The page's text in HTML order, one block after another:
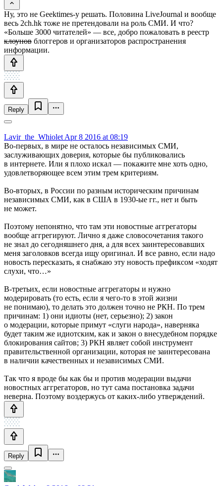
Ну, это не Geektimes-у решать. Половина LiveJournal и вообще
весь 2ch.hk тоже не претендовали на роль СМИ. И что?
«Больше 3000 читателей» — все, добро пожаловать в реестр
клоунов блоггеров и организаторов распространения
информации.
Reply
Lavir_the_Whiolet Apr 8 2016 at 08:19
Во-первых, в мире не осталось независимых СМИ,
заслуживающих доверия, которые бы публиковались
в интернете. Или я плохо искал — покажите мне хоть одно,
удовлетворяющее всем этим трем критериям.
Во-вторых, в России по разным историческим причинам
независимых СМИ, как в США в 1930-ые гг., нет и быть
не может.
Поэтому непонятно, что там эти новостные аггрегаторы
вообще аггрегируют. Лично я даже словосочетания такого
не знал до сегодняшнего дня, а для всех заинтересовавших
меня заголовков всегда ищу оригинал. И все равно, если надо
новость пересказать, я снабжаю эту новость префиксом «ходят
слухи, что…»
В-третьих, если новостные аггрегаторы и нужно
модерировать (то есть, если я чего-то в этой жизни
не понимаю), то делать это должен точно не РКН. По трем
причинам: 1) они идиоты (нет, серьезно); 2) закон
о модерации, которые примут «слуги народа», наверняка
будет таким же идиотским, как и закон о внесудебном порядке
блокирования сайтов; 3) РКН являет собой инструмент
правительственной организации, которая не заинтересована
в наличии качественных и независимых СМИ.
Так что я вроде бы как бы и против модерации выдачи
новостных аггрегаторов, но тут сама постановка задачи
неверна. Поэтому воздержусь от каких-либо утверждений.
Reply